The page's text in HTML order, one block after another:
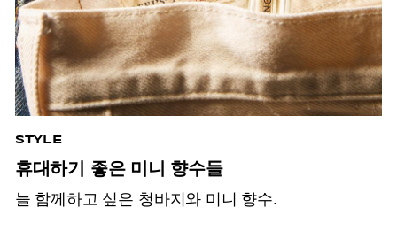
STYLE
휴대하기 좋은 미니 향수들
늘 함께하고 싶은 청바지와 미니 향수.